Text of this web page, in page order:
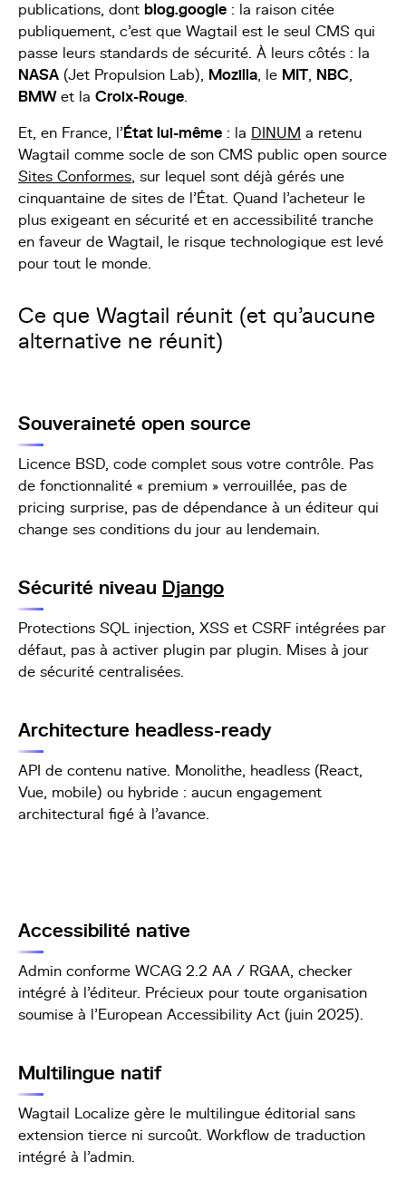
publications, dont blog.google : la raison citée
publiquement, c'est que Wagtail est le seul CMS qui
passe leurs standards de sécurité. À leurs côtés : la
NASA (Jet Propulsion Lab), Mozilla, le MIT, NBC,
BMWet la Croix-Rouge.
Et, en France, l'État lui-même : la DINUM a retenu
Wagtail comme socle de son CMS public open source
Sites Conformes, sur lequel sont déjà gérés une
cinquantaine de sites de l'État. Quand l'acheteur le
plus exigeant en sécurité et en accessibilité tranche
en faveur de Wagtail, le risque technologique est levé
pour tout le monde.
Ce que Wagtail réunit (et qu'aucune
alternative ne réunit)
Souveraineté open source
Licence BSD, code complet sous votre contrôle. Pas
de fonctionnalité « premium » verrouillée, pas de
pricing surprise, pas de dépendance à un éditeur qui
change ses conditions du jour au lendemain.
Sécurité niveau Django
Protections SQL injection, XSS et CSRF intégrées par
défaut, pas à activer plugin par plugin. Mises à jour
de sécurité centralisées.
Architecture headless-ready
API de contenu native. Monolithe, headless (React,
Vue, mobile) ou hybride : aucun engagement
architectural figé à l'avance.
Accessibilité native
Admin conforme WCAG 2.2 AA / RGAA, checker
intégré à l'éditeur. Précieux pour toute organisation
soumise à l'European Accessibility Act (juin 2025).
Multilingue natif
Wagtail Localize gère le multilingue éditorial sans
extension tierce ni surcoût. Workflow de traduction
intégré à l'admin.